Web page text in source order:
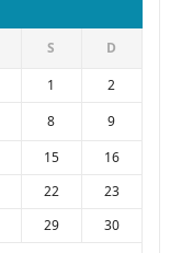
S
D
1
2
8
9
15
16
22
23
29
30